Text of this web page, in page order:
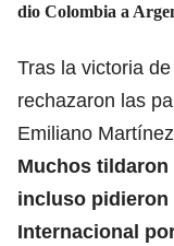
dio Colombia a
Tras la victoria
rechazaron las
Emiliano
Muchos
incluso pidieron
Internacional